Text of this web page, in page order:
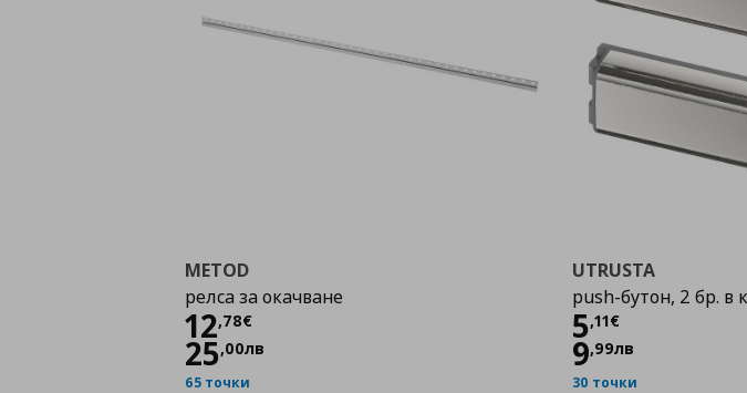
METOD
релса за окачване
12,78€
Цена
25,00лв
65 точки
UTRUSTA
push-бутон, 2 бр. в
5,11€
Цена
9,99лв
30 точки